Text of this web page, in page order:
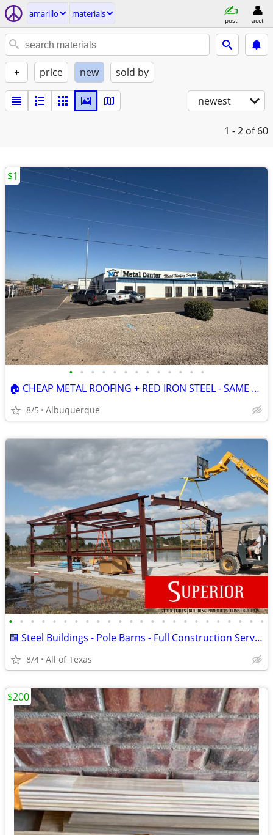
amarillo materials
post acct
+ price new sold by
newest
1 - 2 of 60
• • • • • • • • • • • • •
🏠 CHEAP METAL ROOFING + RED IRON STEEL - SAME DAY DELIVERY!!
8/5 Albuquerque
$1
• • • • • • • • • • • • • • • • • • • • • • • •
🟩 Steel Buildings - Pole Barns - Full Construction Services🟩
8/4 All of Texas
$200